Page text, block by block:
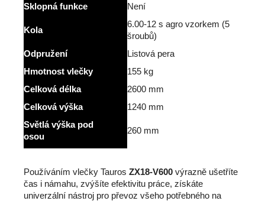
Sklopná funkce
Není
Kola
6.00-12 s agro vzorkem (5
šroubů)
Odpružení
Listová pera
Hmotnost vlečky
155 kg
Celková délka
2600 mm
Celková výška
1240 mm
Světlá výška pod
osou
260 mm
Používáním vlečky Tauros ZX18-V600 výrazně ušetříte
čas i námahu, zvýšíte efektivitu práce, získáte
univerzální nástroj pro převoz všeho potřebného na